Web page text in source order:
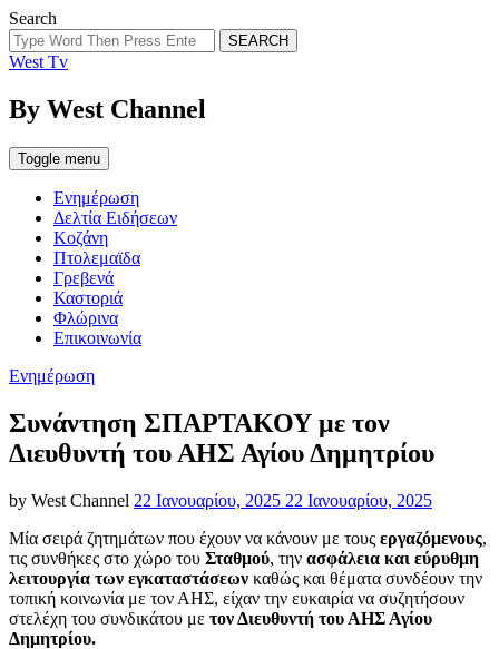
Search
SEARCH
West Tv
By West Channel
Toggle menu
Ενημέρωση
Δελτία Ειδήσεων
Κοζάνη
Πτολεμαϊδα
Γρεβενά
Καστοριά
Φλώρινα
Επικοινωνία
Categories
Ενημέρωση
Συνάντηση ΣΠΑΡΤΑΚΟΥ με τον
Διευθυντή του ΑΗΣ Αγίου Δημητρίου
by West Channel Posted
22 Ιανουαρίου, 2025 22 Ιανουαρίου, 2025
Μία σειρά ζητημάτων που έχουν να κάνουν με τους εργαζόμενους,
τις συνθήκες στο χώρο του Σταθμού, την ασφάλεια και εύρυθμη
λειτουργία των εγκαταστάσεων καθώς και θέματα συνδέουν την
τοπική κοινωνία με τον ΑΗΣ, είχαν την ευκαιρία να συζητήσουν
στελέχη του συνδικάτου με τον Διευθυντή του ΑΗΣ Αγίου
Δημητρίου.